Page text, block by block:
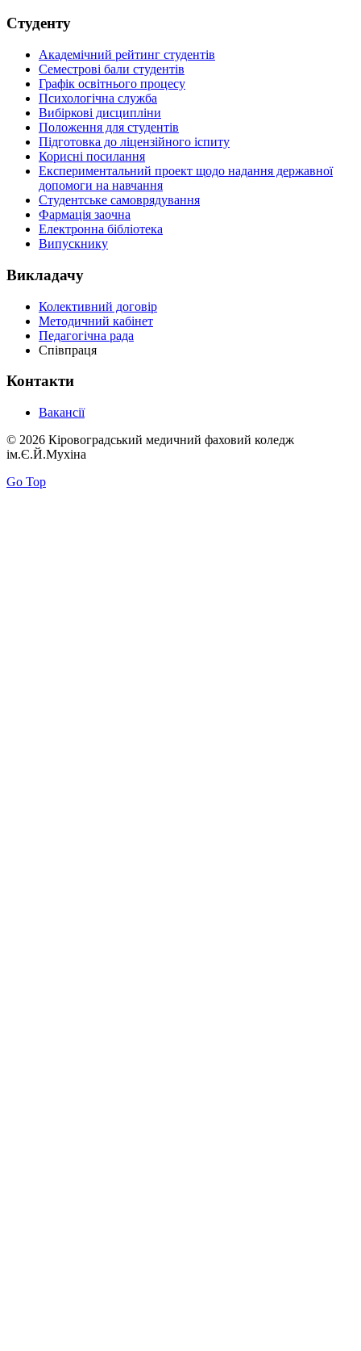
Студенту
Академічний рейтинг студентів
Семестрові бали студентів
Графік освітнього процесу
Психологічна служба
Вибіркові дисципліни
Положення для студентів
Підготовка до ліцензійного іспиту
Корисні посилання
Експериментальний проект щодо надання державної
допомоги на навчання
Студентське самоврядування
Фармація заочна
Електронна бібліотека
Випускнику
Викладачу
Колективний договір
Методичний кабінет
Педагогічна рада
Співпраця
Контакти
Вакансії
© 2026 Кіровоградський медичний фаховий коледж
ім.Є.Й.Мухіна
Go Top